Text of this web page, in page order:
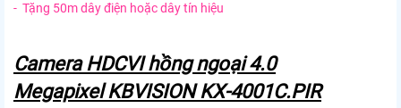
- Tặng 50m dây điện hoặc dây tín hiệu
Camera HDCVI hồng ngoại 4.0
Megapixel KBVISION KX-4001C.PIR